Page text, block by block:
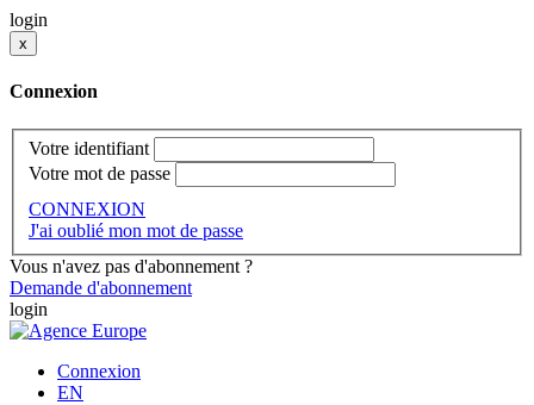
login
x
Connexion
Votre identifiant
Votre mot de passe
CONNEXION
J'ai oublié mon mot de passe
Vous n'avez pas d'abonnement ?
Demande d'abonnement
login
Connexion
EN